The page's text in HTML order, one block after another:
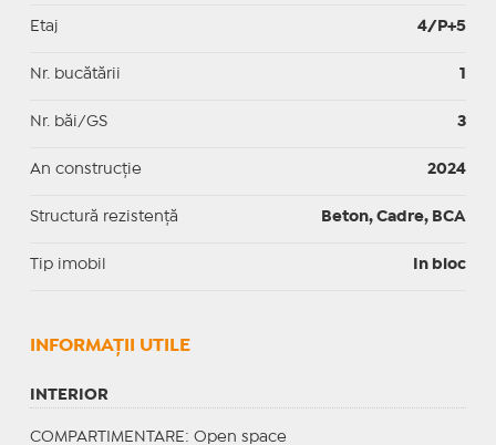
Etaj 4/P+5
Nr. bucătării 1
Nr. băi/GS 3
An construcție 2024
Structură rezistență Beton, Cadre, BCA
Tip imobil In bloc
INFORMAŢII UTILE
INTERIOR
COMPARTIMENTARE : Open space